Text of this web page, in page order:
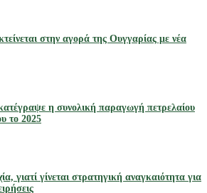
στην αγορά της Ουγγαρίας με νέα
η συνολική παραγωγή πετρελαίου
το 2025
γιατί γίνεται στρατηγική αναγκαιότητα για